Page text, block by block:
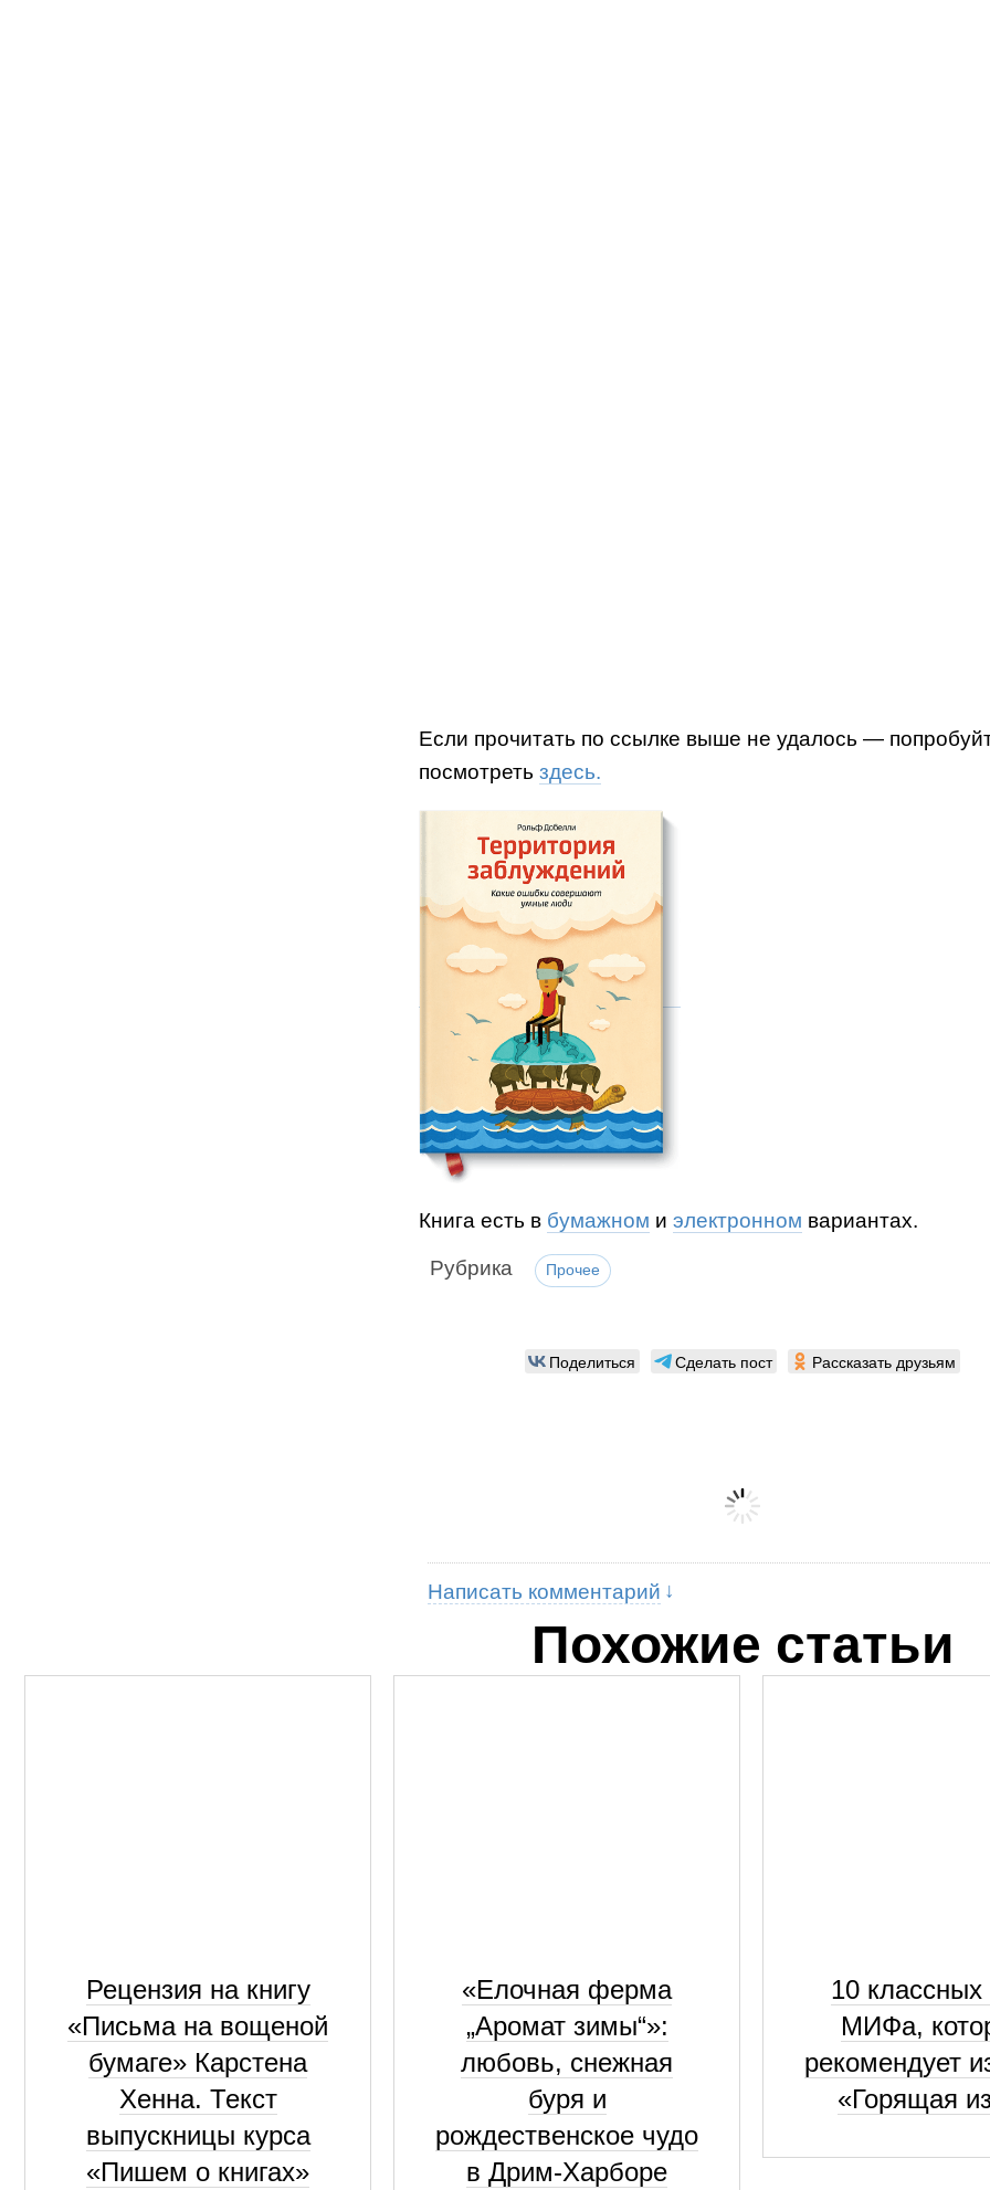
Если прочитать по ссылке выше не удалось —
посмотреть здесь.
Книга есть в бумажном и электронном вариантах.
Рубрика Прочее
Поделиться Сделать пост Рассказать друзьям
Написать комментарий
Похожие статьи
Рецензия на книгу
«Письма на вощеной
бумаге» Карстена
Хенна. Текст
выпускницы курса
«Пишем о книгах»
«Елочная ферма
„Аромат зимы“»:
любовь, снежная
буря и
рождественское чудо
в Дрим-Харборе
10 классных
МИФа,
рекомендует
«Горящая